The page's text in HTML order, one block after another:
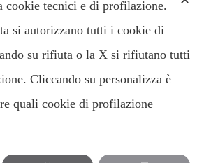
cookie tecnici e di profilazione.
si autorizzano tutti i cookie di
su rifiuta o la X si rifiutano tutti
Cliccando su personalizza è
quali cookie di profilazione